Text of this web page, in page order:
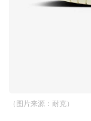
（图片来源：耐克）